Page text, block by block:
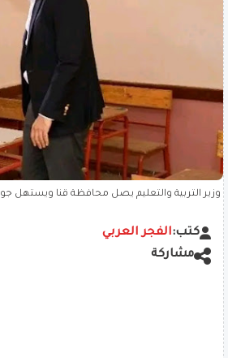
وزير التربية والتعليم يصل محافظة قنا ويستهل
كتب:الفجر العربي
مشاركة